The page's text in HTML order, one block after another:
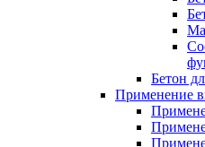
Бетон
Применение